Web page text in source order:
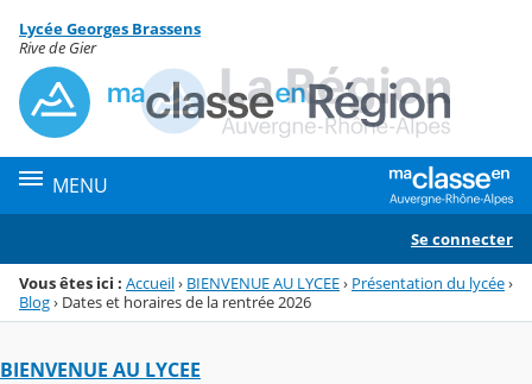
Menu de la rubrique
Contenu
Lycée Georges Brassens
Rive de Gier
MENU
Se connecter
Vous êtes ici : Accueil› BIENVENUE AU LYCEE› Présentation du lycée›
Blog› Dates et horaires de la rentrée 2026
BIENVENUE AU LYCEE